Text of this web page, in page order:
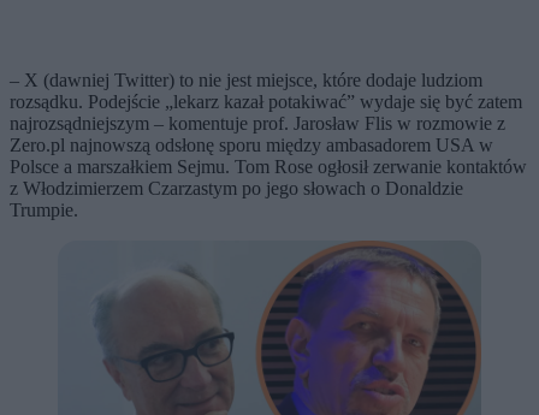
– X (dawniej Twitter) to nie jest miejsce, które dodaje ludziom
rozsądku. Podejście „lekarz kazał potakiwać” wydaje się być zatem
najrozsądniejszym – komentuje prof. Jarosław Flis w rozmowie z
Zero.pl najnowszą odsłonę sporu między ambasadorem USA w
Polsce a marszałkiem Sejmu. Tom Rose ogłosił zerwanie kontaktów
z Włodzimierzem Czarzastym po jego słowach o Donaldzie
Trumpie.